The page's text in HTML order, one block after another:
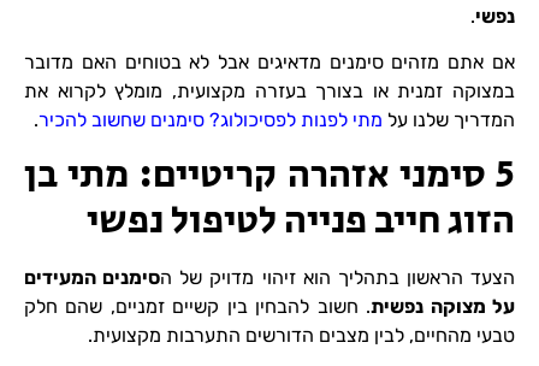
נפשי.
אם אתם מזהים סימנים מדאיגים אבל לא בטוחים האם מדובר
במצוקה זמנית או בצורך בעזרה מקצועית, מומלץ לקרוא את
המדריך שלנו על מתי לפנות לפסיכולוג? סימנים שחשוב להכיר.
5 סימני אזהרה קריטיים: מתי בן
הזוג חייב פנייה לטיפול נפשי
הצעד הראשון בתהליך הוא זיהוי מדויק של הסימנים המעידים
על מצוקה נפשית. חשוב להבחין בין קשיים זמניים, שהם חלק
טבעי מהחיים, לבין מצבים הדורשים התערבות מקצועית.